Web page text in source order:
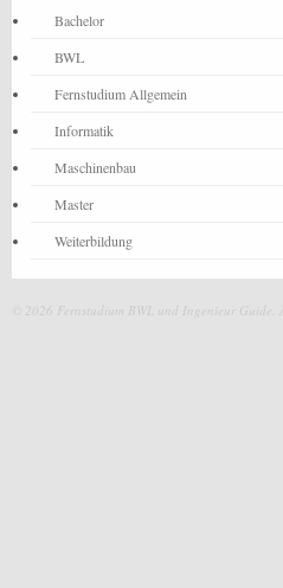
Bachelor
BWL
Fernstudium Allgemein
Informatik
Maschinenbau
Master
Weiterbildung
© 2026 Fernstudium BWL und Ingenieur Guide.